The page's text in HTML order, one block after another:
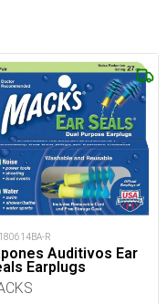
R
Auditivos Ear
Earplugs